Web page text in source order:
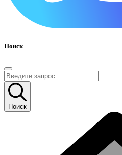
Поиск
Поиск